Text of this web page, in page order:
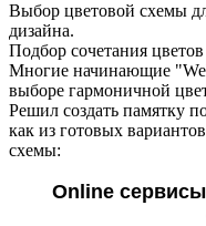
Выбор цветовой схемы
дизайна.
Подбор сочетания
Многие начинающие
выборе гармоничной
Решил создать памятку
как из готовых
схемы:
Online